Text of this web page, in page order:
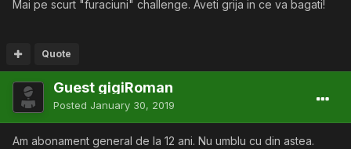
Mai pe scurt "furaciuni" challenge. Aveti grija in ce va bagati!
Quote
Guest gigiRoman
Posted January 30, 2019
Am abonament general de la 12 ani. Nu umblu cu din astea.